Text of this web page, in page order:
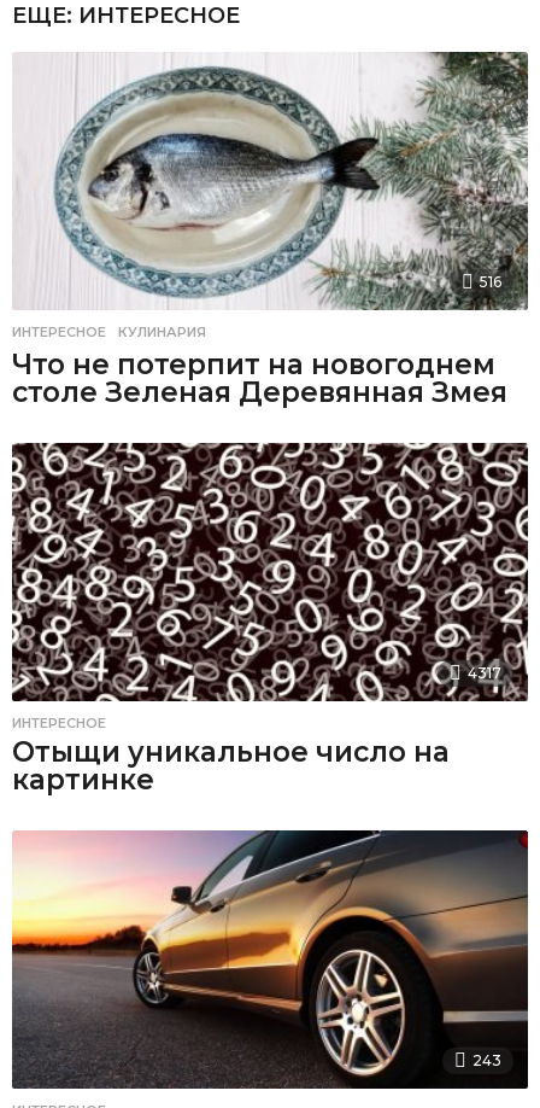
ЕЩЕ: ИНТЕРЕСНОЕ
516
ИНТЕРЕСНОЕ ,КУЛИНАРИЯ
Что не потерпит на новогоднем
столе Зеленая Деревянная Змея
4317
ИНТЕРЕСНОЕ
Отыщи уникальное число на
картинке
243